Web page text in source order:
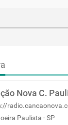
Paulista - SP